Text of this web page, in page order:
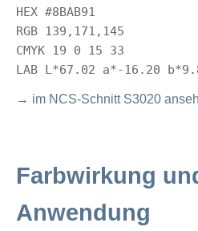
HEX #8BAB91
RGB 139,171,145
CMYK 19 0 15 33
LAB L*67.02 a*-16.20
→ im NCS-Schnitt S3020
Farbwirkung
Anwendung